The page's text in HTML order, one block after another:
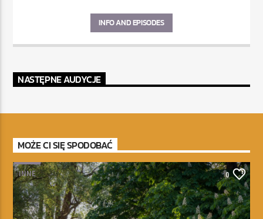
INFO AND EPISODES
NASTĘPNE AUDYCJE
MOŻE CI SIĘ SPODOBAĆ
INNE 0